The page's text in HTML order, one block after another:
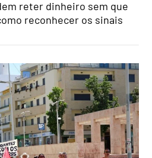
reter dinheiro sem que
reconhecer os sinais